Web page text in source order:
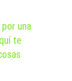
una
te